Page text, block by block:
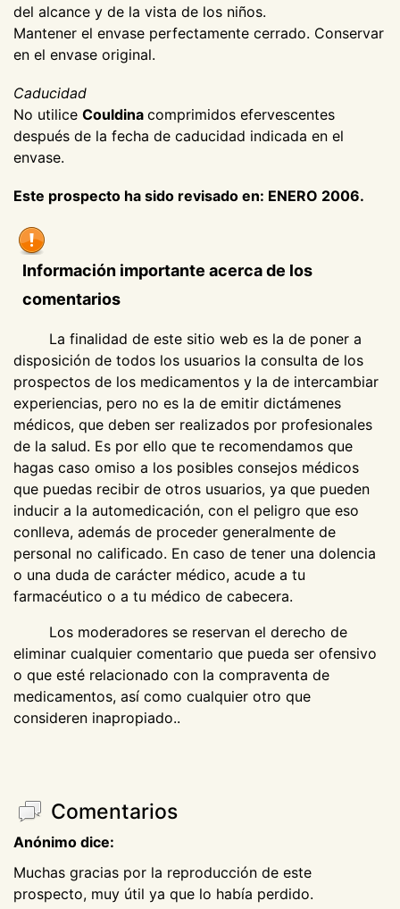
del alcance y de la vista de los niños.
Mantener el envase perfectamente cerrado. Conservar
en el envase original.
Caducidad
No utilice Couldina comprimidos efervescentes
después de la fecha de caducidad indicada en el
envase.
Este prospecto ha sido revisado en: ENERO 2006.
Información importante acerca de los
comentarios
La finalidad de este sitio web es la de poner a
disposición de todos los usuarios la consulta de los
prospectos de los medicamentos y la de intercambiar
experiencias, pero no es la de emitir dictámenes
médicos, que deben ser realizados por profesionales
de la salud. Es por ello que te recomendamos que
hagas caso omiso a los posibles consejos médicos
que puedas recibir de otros usuarios, ya que pueden
inducir a la automedicación, con el peligro que eso
conlleva, además de proceder generalmente de
personal no calificado. En caso de tener una dolencia
o una duda de carácter médico, acude a tu
farmacéutico o a tu médico de cabecera.
Los moderadores se reservan el derecho de
eliminar cualquier comentario que pueda ser ofensivo
o que esté relacionado con la compraventa de
medicamentos, así como cualquier otro que
consideren inapropiado..
Comentarios
Anónimo dice:
Muchas gracias por la reproducción de este
prospecto, muy útil ya que lo había perdido.